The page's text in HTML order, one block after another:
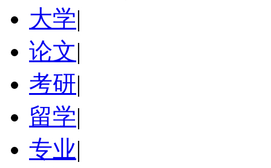
大学|
论文|
考研|
留学|
专业|